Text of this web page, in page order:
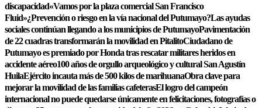
discapacidad«Vamos por la plaza comercial San Francisco
Fluid»¿Prevención o riesgo en la vía nacional del Putumayo?Las ayudas
sociales continúan llegando a los municipios de PutumayoPavimentación
de 22 cuadras transformarán la movilidad en PitalitoCiudadano de
Putumayo es premiado por Honda tras rescatar militares heridos en
accidente aéreo100 años de orgullo arqueológico y cultural San Agustín
HuilaEjército incauta más de 500 kilos de marihuanaObra clave para
mejorar la movilidad de las familias cafeterasEl logro del campeón
internacional no puede quedarse únicamente en felicitaciones, fotografías o